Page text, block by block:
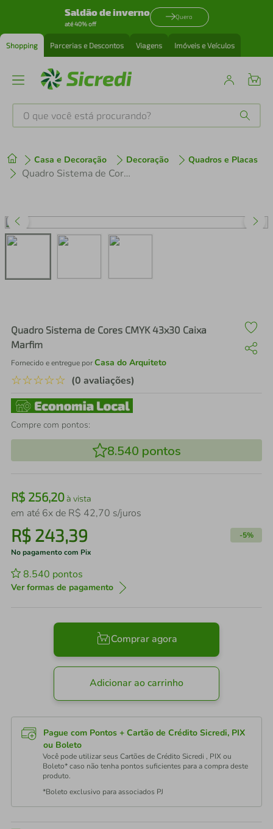
Saldão de inverno
até 40% off
Quero
Shopping Parcerias e Descontos Viagens Imóveis e Veículos
O que você está procurando?
Casa e Decoração Decoração Quadros e Placas
Quadro Sistema de Cores CMYK 43x30 Caixa Marfim
Quadro Sistema de Cores CMYK 43x30 Caixa
Marfim
Fornecido e entregue porCasa do Arquiteto
☆☆☆☆☆ (0 avaliações)
Compre com pontos:
8.540 pontos
R$ 256,20à vista
em até 6x de R$ 42,70 s/juros
R$ 243,39 -5%
No pagamento com Pix
8.540 pontos
Ver formas de pagamento
Comprar agora
Adicionar ao carrinho
Pague com Pontos + Cartão de Crédito Sicredi, PIX
ou Boleto
Você pode utilizar seus Cartões de Crédito Sicredi , PIX ou
Boleto* caso não tenha pontos suficientes para a compra deste
produto.
*Boleto exclusivo para associados PJ
1º tenis
perfume